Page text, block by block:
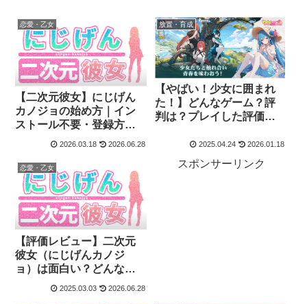
恋愛・乙女
【二次元彼女】にじげん
カノジョの始め方｜イン
ストール不要・登録方
法・最初にやること
2026.03.18 2026.06.28
放置・育成
【やばい！少女に囲まれ
た！】どんなゲーム？評
判は？プレイした評価レ
2025.04.24 2026.01.18
恋愛・乙女
【評価レビュー】二次元
彼女（にじげんカノジ
ョ）は面白い？どんなブ
ラウザゲームか遊び方を
2025.03.03 2026.06.28
スポンサーリンク